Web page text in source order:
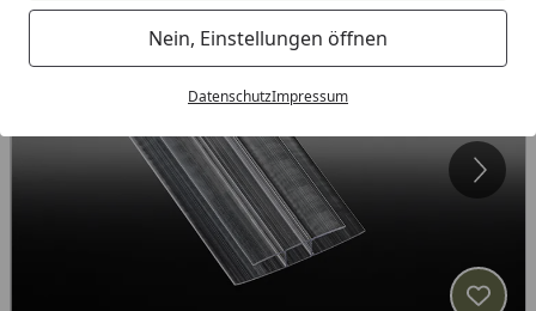
Nein, Einstellungen öffnen
DatenschutzImpressum